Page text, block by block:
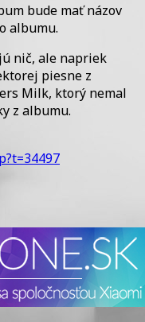
bude mať názov
albumu.
nič, ale napriek
piesne z
Milk, ktorý nemal
z albumu.